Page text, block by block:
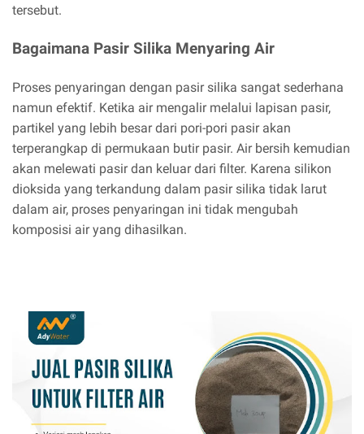
tersebut.
Bagaimana Pasir Silika Menyaring Air
Proses penyaringan dengan pasir silika sangat sederhana
namun efektif. Ketika air mengalir melalui lapisan pasir,
partikel yang lebih besar dari pori-pori pasir akan
terperangkap di permukaan butir pasir. Air bersih kemudian
akan melewati pasir dan keluar dari filter. Karena silikon
dioksida yang terkandung dalam pasir silika tidak larut
dalam air, proses penyaringan ini tidak mengubah
komposisi air yang dihasilkan.